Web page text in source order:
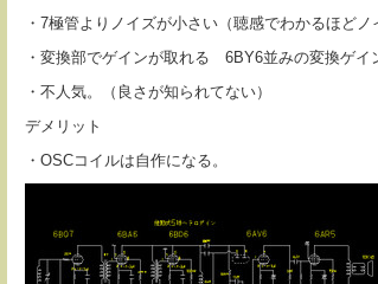
・7極管よりノイズが小さい（聴感でわかるほどノ
・変換部でゲインが取れる 6BY6並みの変換ゲイ
・不人気。（良さが知られてない）
デメリット
・OSCコイルは自作になる。